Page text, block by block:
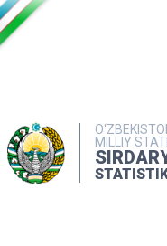
MILLIY